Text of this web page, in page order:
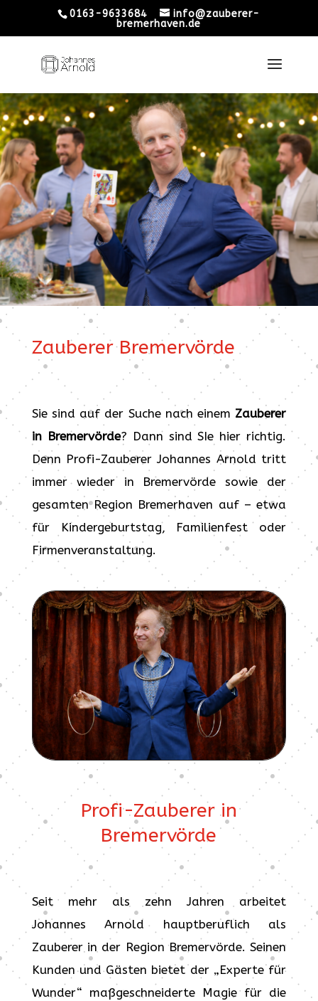
0163-9633684
info@zauberer-
bremerhaven.de
Zauberer Bremervörde
Sie sind auf der Suche nach einem Zauberer
in Bremervörde? Dann sind SIe hier richtig.
Denn Profi-Zauberer Johannes Arnold tritt
immer wieder in Bremervörde sowie der
gesamten Region Bremerhaven auf – etwa
für Kindergeburtstag, Familienfest oder
Firmenveranstaltung.
Profi-Zauberer in
Bremervörde
Seit mehr als zehn Jahren arbeitet
Johannes Arnold hauptberuflich als
Zauberer in der Region Bremervörde. Seinen
Kunden und Gästen bietet der „Experte für
Wunder“ maßgeschneiderte Magie für die